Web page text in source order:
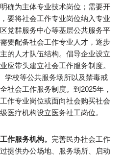
确为主体专业技术岗位；需要开
要将社会工作专业岗位纳入专业
党群服务中心等基层公共服务平
要配备社会工作专业人才，逐步
的人才队伍结构。倡导企业设立
应带头建立社会工作服务制度。
学校等公共服务场所以及禁毒戒
社会工作服务制度。到2025年，
作专业岗位或面向社会购买社会
医疗机构设立医务社工岗位。
作服务机构。 完善民办社会工作
提供办公场地、服务场所、启动